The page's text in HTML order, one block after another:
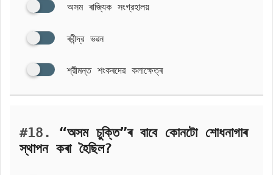
অসম ৰাজ্যিক সংগ্রহালয়
ৰবীন্দ্র ভৱন
শ্রীমন্ত শংকৰদেৱ কলাক্ষেত্ৰ
#18.
“অসম চুক্তি”ৰ বাবে কোনটো শোধনাগাৰ
স্থাপন কৰা হৈছিল?